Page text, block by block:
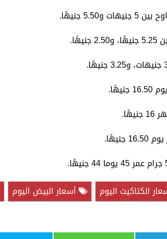
جنيهًا.
الكتاكيت اليوم أسعار البيض اليوم